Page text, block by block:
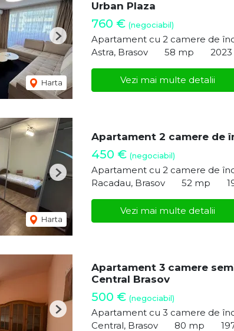
Harta
Next
Urban Plaza
760 € (negociabil)
Apartament cu 2 camere de
Astra, Brasov
58 mp 2023
Vezi mai multe detalii
Harta
Next
Apartament 2 camere de
450 € (negociabil)
Apartament cu 2 camere de
Racadau, Brasov
52 mp
Vezi mai multe detalii
Next
Apartament 3 camere
Central Brasov
500 € (negociabil)
Apartament cu 3 camere de
Central, Brasov
80 mp